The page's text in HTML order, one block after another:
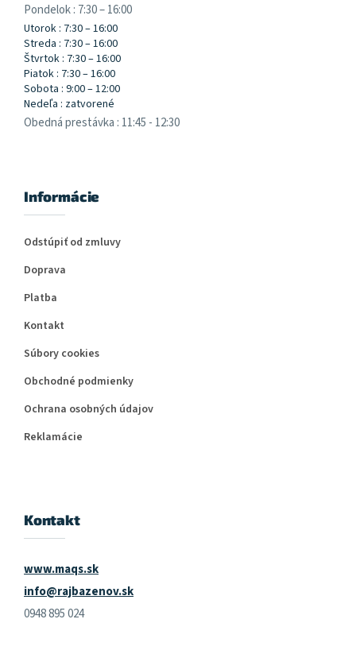
Pondelok : 7:30 – 16:00
Utorok : 7:30 – 16:00
Streda : 7:30 – 16:00
Štvrtok : 7:30 – 16:00
Piatok : 7:30 – 16:00
Sobota : 9:00 – 12:00
Nedeľa : zatvorené
Obedná prestávka : 11:45 - 12:30
Informácie
Odstúpiť od zmluvy
Doprava
Platba
Kontakt
Súbory cookies
Obchodné podmienky
Ochrana osobných údajov
Reklamácie
Kontakt
www.maqs.sk
info@rajbazenov.sk
0948 895 024